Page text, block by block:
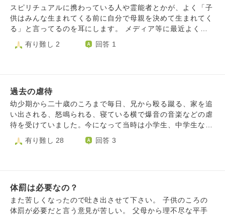
スピリチュアルに携わっている人や霊能者とかが、よく「子
供はみんな生まれてくる前に自分で母親を決めて生まれてく
る」と言ってるのを耳にします。 メディア等に最近よく出
演されてるとあるお坊さんまでもが、「子供は生まれてくる
前にお母さんを自分で選んで生まれてくるんです」と自身の
前に母親を自分で決めて生まれてくるというのは事実なので
しょうか？ 子が母親を選んで生まれてくるというのは仏教
のお経とかにも書かれてることなのでしょうか？ もしこの
話が本当であれば、何故虐待する親のもとに生まれてくる子
め自分たちでそういう親をわざわざ選んでこの世に生まれて
有り難し 2 回答 1
過去の虐待
幼少期から二十歳のころまで毎日、兄から殴る蹴る、家を追
い出される、怒鳴られる、寝ている横で爆音の音楽などの虐
待を受けていました。今になって当時は小学生、中学生なが
らホームレスになっでも家をでなかったのかと55歳になった
ああまでも毎日後悔しています。当時、親は見て見ぬふりで
がわからない存在なのではと疑っていました。最近は、小学
生・中学生の頃のうちにホームレスになってでも家を出なか
ったことを後悔して仕事が手につかず休んだりしています。
有り難し 28 回答 3
体罰は必要なの？
また苦しくなったので吐き出させて下さい。 子供のころの
体罰が必要だと言う意見が苦しい。 父母から理不尽な平手